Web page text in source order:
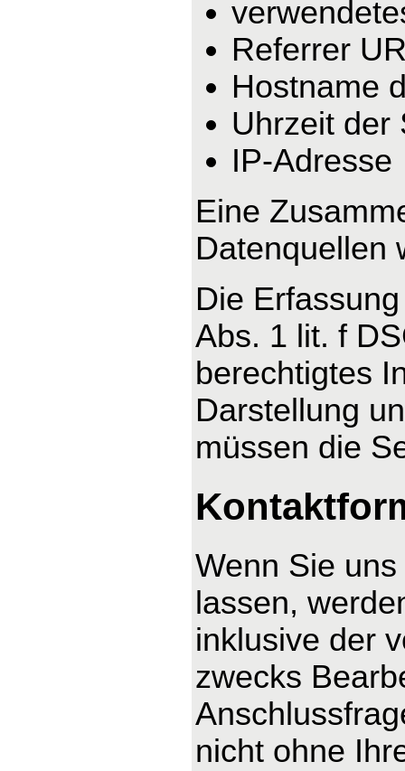
Referrer
Hostname
Uhrzeit der
IP-Adresse
Eine
Datenquellen
Die
Abs. 1 lit. f
berechtigtes
Darstellung
müssen die
Wenn Sie
lassen,
inklusive der
zwecks
nicht ohne